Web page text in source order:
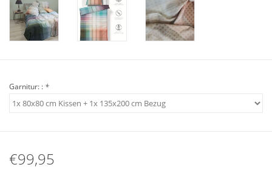
Accessoires Spa
Über uns
Garnitur: : *
€99,95